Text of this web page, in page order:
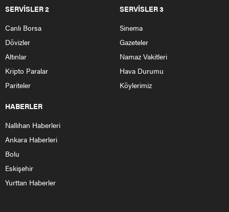
SERVİSLER 2
Canlı Borsa
Dövizler
Altınlar
Kripto Paralar
Pariteler
SERVİSLER 3
Sinema
Gazeteler
Namaz Vakitleri
Hava Durumu
Köylerimiz
HABERLER
Nallıhan Haberleri
Ankara Haberleri
Bolu
Eskişehir
Yurttan Haberler